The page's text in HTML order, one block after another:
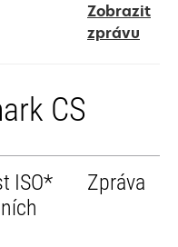
a
new
Zobrazit
zprávu
CS
ISO*
Zpráva